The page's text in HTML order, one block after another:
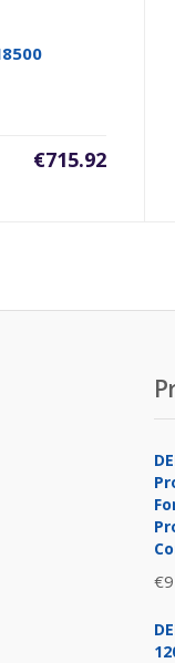
€715.92
€